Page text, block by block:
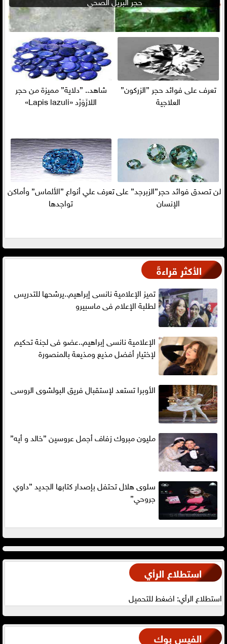
تعرف على فوائد حجر ”الزركون”
العلاجية
شاهد.. ”دلاية” مميزة من حجر
اللازَوَرْد «Lapis lazuli»
لن تصدق فوائد حجر”الزبرجد” على
الإنسان
تعرف علي أنواع ”الألماس” وأماكن
تواجدها
الأكثر قراءةً
تميز الإعلامية نانسى إبراهيم..يرشحها للتدريس
لطلبة الإعلام فى ماسبيرو
الإعلامية نانسى إبراهيم..عضو فى لجنة تحكيم
لإختيار أفضل مذيع ومذيعة بالمنصورة
الأوبرا تستعد لإستقبال فريق البولشوى الروسى
مليون مبروك زفاف أجمل عروسين ”خالد و أيه”
سلوى هلال تحتفل بإصدار كتابها الجديد ”داوي
جروحي”
استطلاع الرأي
استطلاع الرأي: اضغط للتحميل
الفيس بوك